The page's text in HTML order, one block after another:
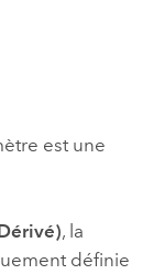
est une
, la
définie